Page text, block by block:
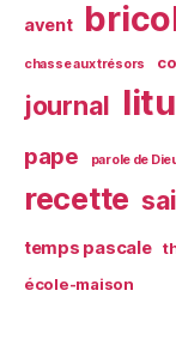
avent
chasse aux trésors
journal
pape parole de
recette
temps pascale
école-maison